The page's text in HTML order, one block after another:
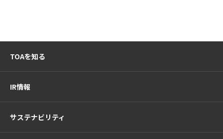
TOAを知る
IR情報
サステナビリティ